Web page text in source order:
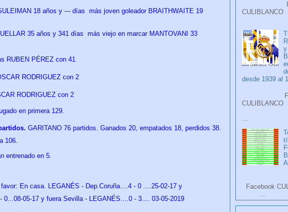
18 años y --- días más joven goleadorBRAITHWAITE 19
35 años y 341 días más viejo en marcar MANTOVANI 33
RUBEN PÉREZ con 41
RODRIGUEZ con 2
RODRIGUEZ con 2
en primera 129.
GARITANO 76 partidos. Ganados 20, empatados 18, perdidos 38.
106.
entrenado en 5.
En casa. LEGANÉS - Dep.Coruña....4 - 0 ....25-02-17 y
0...08-05-17 y fuera Sevilla - LEGANÉS....0 - 3.... 03-05-2019
y
desde 1939 al
Facebook
...